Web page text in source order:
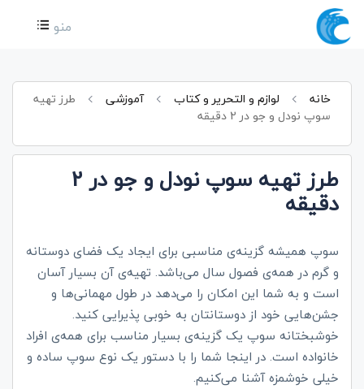
منو
خانه لوازم و التحریر و کتاب آموزشی
طرز تهیه
سوپ نودل و جو در 2 دقیقه
طرز تهیه سوپ نودل و جو در 2
دقیقه
سوپ همیشه گزینه‌ی مناسبی برای ایجاد یک فضای دوستانه
و گرم در همه‌ی فصول سال می‌باشد. تهیه‌ی آن بسیار آسان
است و به شما این امکان را می‌دهد در طول مهمانی‌ها و
جشن‌هایی خود از دوستانتان به خوبی پذیرایی کنید.
خوشبختانه سوپ یک گزینه‌ی بسیار مناسب برای همه‌ی افراد
خانواده است. در اینجا شما را با دستور یک نوع سوپ ساده و
خیلی خوشمزه آشنا می‌کنیم.